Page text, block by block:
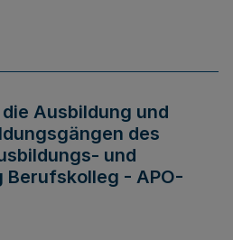
Ausbildung und
des
und
Berufskolleg - APO-